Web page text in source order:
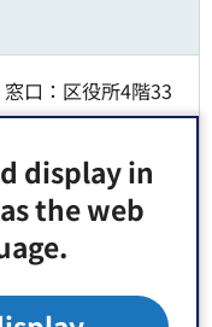
display in
the web
口：区役所4階33
4丁目11番28号